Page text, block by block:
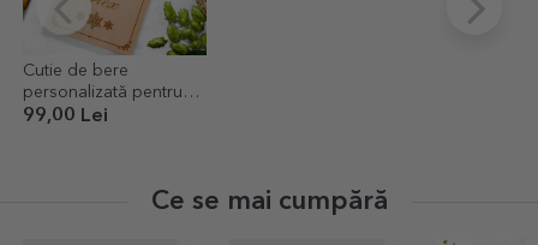
Cutie de bere
personalizată pentru
trei sticle - Moș Crăciun
99,00 Lei
Ce se mai cumpără